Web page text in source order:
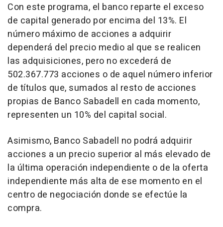
Con este programa, el banco reparte el exceso
de capital generado por encima del 13%. El
número máximo de acciones a adquirir
dependerá del precio medio al que se realicen
las adquisiciones, pero no excederá de
502.367.773 acciones o de aquel número inferior
de títulos que, sumados al resto de acciones
propias de Banco Sabadell en cada momento,
representen un 10% del capital social.
Asimismo, Banco Sabadell no podrá adquirir
acciones a un precio superior al más elevado de
la última operación independiente o de la oferta
independiente más alta de ese momento en el
centro de negociación donde se efectúe la
compra.